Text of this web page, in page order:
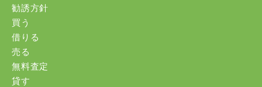
勧誘方針
買う
借りる
売る
無料査定
貸す